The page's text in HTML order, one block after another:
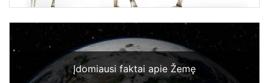
Įdomiausi faktai apie Žemę